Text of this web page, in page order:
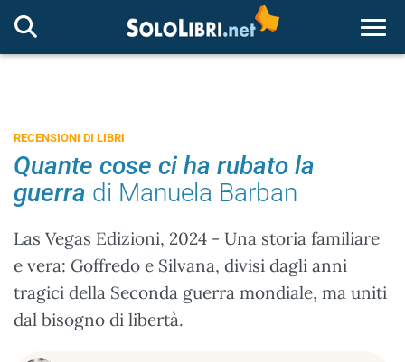
RECENSIONI DI LIBRI
Quante cose ci ha rubato la
guerra di Manuela Barban
Las Vegas Edizioni, 2024 - Una storia familiare
e vera: Goffredo e Silvana, divisi dagli anni
tragici della Seconda guerra mondiale, ma uniti
dal bisogno di libertà.